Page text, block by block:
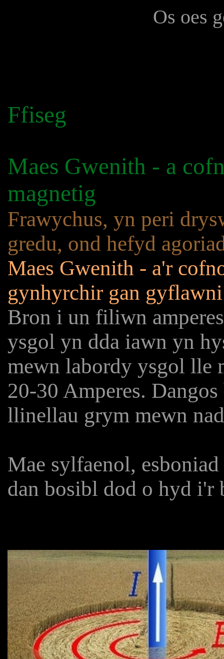
Os oes
Ffiseg
Maes Gwenith - a
magnetig
Frawychus, yn peri
gredu, ond hefyd
Maes Gwenith - a'r
gynhyrchir gan
Bron i un filiwn
ysgol yn dda iawn yn
mewn labordy ysgol lle
20-30 Amperes.
llinellau grym mewn
Mae sylfaenol,
dan bosibl dod o hyd i'r